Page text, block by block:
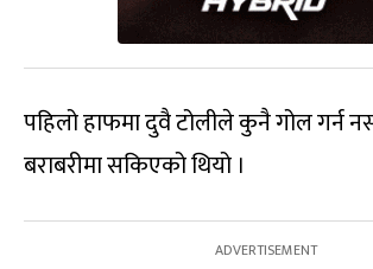
पहिलो हाफमा दुवै टोलीले कुनै गोल गर्न
बराबरीमा सकिएको थियो ।